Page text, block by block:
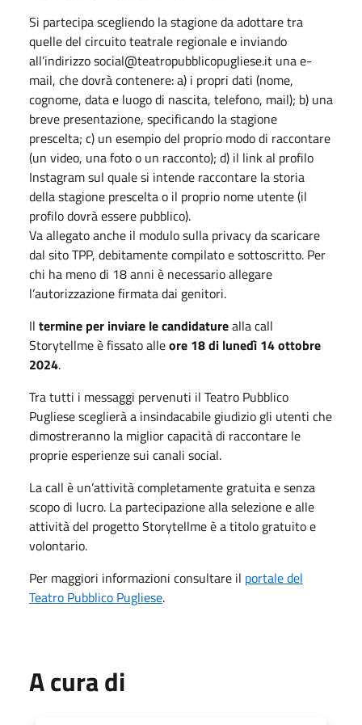
Si partecipa scegliendo la stagione da adottare tra
quelle del circuito teatrale regionale e inviando
all’indirizzo social@teatropubblicopugliese.it una e-
mail, che dovrà contenere: a) i propri dati (nome,
cognome, data e luogo di nascita, telefono, mail); b) una
breve presentazione, specificando la stagione
prescelta; c) un esempio del proprio modo di raccontare
(un video, una foto o un racconto); d) il link al profilo
Instagram sul quale si intende raccontare la storia
della stagione prescelta o il proprio nome utente (il
profilo dovrà essere pubblico).
Va allegato anche il modulo sulla privacy da scaricare
dal sito TPP, debitamente compilato e sottoscritto. Per
chi ha meno di 18 anni è necessario allegare
l’autorizzazione firmata dai genitori.
Il termine per inviare le candidaturealla call
Storytellme è fissato alleore 18 di lunedì 14 ottobre
2024.
Tra tutti i messaggi pervenuti il Teatro Pubblico
Pugliese sceglierà a insindacabile giudizio gli utenti che
dimostreranno la miglior capacità di raccontare le
proprie esperienze sui canali social.
La call è un’attività completamente gratuita e senza
scopo di lucro. La partecipazione alla selezione e alle
attività del progetto Storytellme è a titolo gratuito e
volontario.
Per maggiori informazioni consultare il portale del
Teatro Pubblico Pugliese.
A cura di